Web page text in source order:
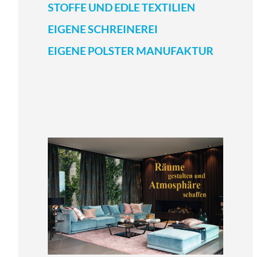
STOFFE UND EDLE TEXTILIEN
EIGENE SCHREINEREI
EIGENE POLSTER MANUFAKTUR